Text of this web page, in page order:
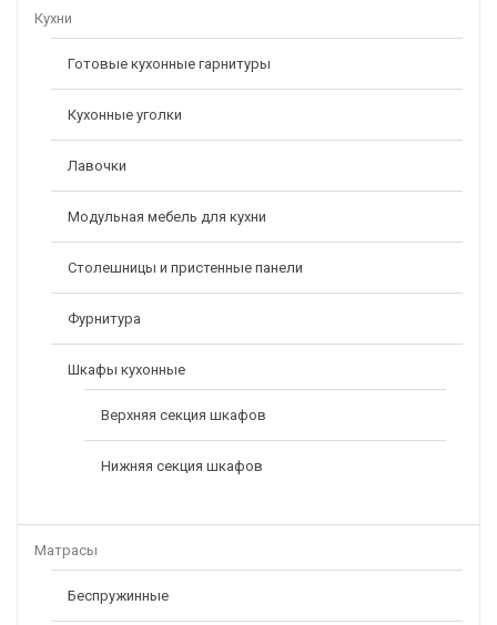
Кухни
Готовые кухонные гарнитуры
Кухонные уголки
Лавочки
Модульная мебель для кухни
Столешницы и пристенные панели
Фурнитура
Шкафы кухонные
Верхняя секция шкафов
Нижняя секция шкафов
Матрасы
Беспружинные
Скамья Угловая «Оскар» (Кожзам Темный/ткань Светлая)